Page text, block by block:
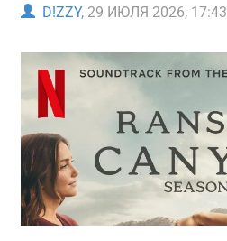
D!ZZY, 29 ИЮЛЯ 2026, 17:43